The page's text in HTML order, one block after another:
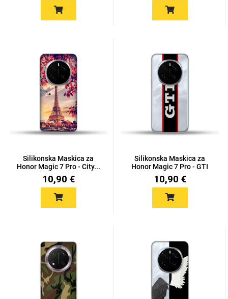
Silikonska Maskica za
Honor Magic 7 Pro - City...
10,90 €
Silikonska Maskica za
Honor Magic 7 Pro - GTI
10,90 €
Sportski motivi Obiteljski motivi